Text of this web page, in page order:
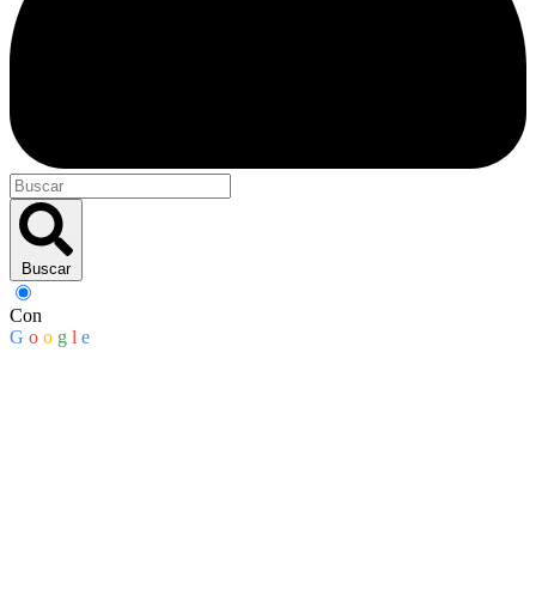
Buscar
Con
G o o g l e